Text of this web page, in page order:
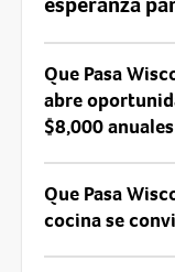
Que Pasa
abre
$8,000 anuales
Que Pasa
cocina se